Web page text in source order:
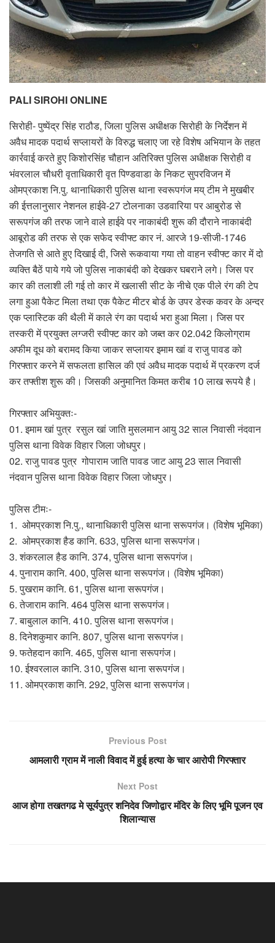
PALI SIROHI ONLINE
सिरोही- पुष्पेंद्र सिंह राठौड, जिला पुलिस अधीक्षक सिरोही के निर्देशन में
अवैध मादक पदार्थ सप्लायरों के विरुद्ध चलाए जा रहे विशेष अभियान के तहत
कार्रवाई करते हुए किशोरसिंह चौहान अतिरिक्त पुलिस अधीक्षक सिरोही व
भंवरलाल चौधरी वृताधिकारी वृत पिण्डवाडा के निकट सुपरविजन में
ओमप्रकाश नि.पु. थानाधिकारी पुलिस थाना स्वरूपगंज मय् टीम ने मुखबीर
की ईत्तलानुसार नेशनल हाईवे-27 टोलनाका उडवारिया पर आबुरोड से
सरूपगंज की तरफ जाने वाले हाईवे पर नाकाबंदी शुरू की दौराने नाकाबंदी
आबूरोड की तरफ से एक सफेद स्वीफ्ट कार नं. आरजे 19-सीजी-1746
तेजगति से आते हुए दिखाई दी, जिसे रूकवाया गया तो वाहन स्वीफ्ट कार में दो
व्यक्ति बैठें पाये गये जो पुलिस नाकाबंदी को देखकर घबराने लगे। जिस पर
कार की तलाशी ली गई तो कार में खलासी सीट के नीचे एक पीले रंग की टेप
लगा हुआ पैकेट मिला तथा एक पैकेट मीटर बोर्ड के उपर डेस्क कवर के अन्दर
एक प्लास्टिक की थैली में काले रंग का पदार्थ भरा हुआ मिला। जिस पर
तस्करी में प्रयुक्त लग्जरी स्वीफ्ट कार को जब्त कर 02.042 किलोग्राम
अफीम दूध को बरामद किया जाकर सप्लायर इमाम खां व राजु पावड को
गिरफ्तार करने में सफलता हासिल की एवं अवैध मादक पदार्थ में प्रकरण दर्ज
कर तफ्तीश शुरू की। जिसकी अनुमानित किमत करीब 10 लाख रूपये है।
गिरफ्तार अभियुक्तः-
01. इमाम खां पुत्र रसुल खां जाति मुसलमान आयु 32 साल निवासी नंदवान
पुलिस थाना विवेक विहार जिला जोधपुर।
02. राजु पावड पुत्र गोपाराम जाति पावड जाट आयु 23 साल निवासी
नंदवान पुलिस थाना विवेक विहार जिला जोधपुर।
पुलिस टीमः-
1. ओमप्रकाश नि.पु., थानाधिकारी पुलिस थाना सरूपगंज। (विशेष भूमिका)
2. ओमप्रकाश हैड कानि. 633, पुलिस थाना सरूपगंज।
3. शंकरलाल हैड कानि. 374, पुलिस थाना सरूपगंज।
4. पुनाराम कानि. 400, पुलिस थाना सरूपगंज। (विशेष भूमिका)
5. पुखराम कानि. 61, पुलिस थाना सरूपगंज।
6. तेजाराम कानि. 464 पुलिस थाना सरूपगंज।
7. बाबुलाल कानि. 410. पुलिस थाना सरूपगंज।
8. दिनेशकुमार कानि. 807, पुलिस थाना सरूपगंज।
9. फतेहदान कानि. 465, पुलिस थाना सरूपगंज।
10. ईश्वरलाल कानि. 310, पुलिस थाना सरूपगंज।
11. ओमप्रकाश कानि. 292, पुलिस थाना सरूपगंज।
Previous Post
आमलारी ग्राम में नाली विवाद में हुई हत्या के चार आरोपी गिरफ्तार
Next Post
आज होगा तखतगढ मे सूर्यपुत्र शनिदेव जिणोद्वार मंदिर के लिए भूमि पूजन एव
शिलान्यास